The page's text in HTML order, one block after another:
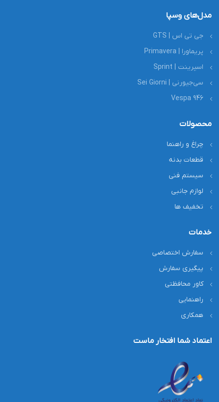
مدل‌های وسپا
جی تی اس | GTS
پریماورا | Primavera
اسپرینت | Sprint
سی‌جیورنی | Sei Giorni
Vespa 946
محصولات
چراغ و راهنما
قطعات بدنه
سیستم فنی
لوازم جانبی
تخفیف ها
خدمات
سفارش اختصاصی
پیگیری سفارش
کاور محافظتی
راهنمایی
همکاری
اعتماد شما افتخار ماست